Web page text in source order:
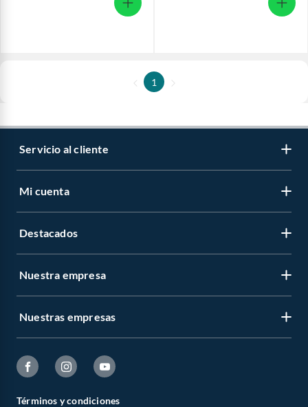
1
Servicio al cliente
Mi cuenta
Destacados
Nuestra empresa
Nuestras empresas
Términos y condiciones